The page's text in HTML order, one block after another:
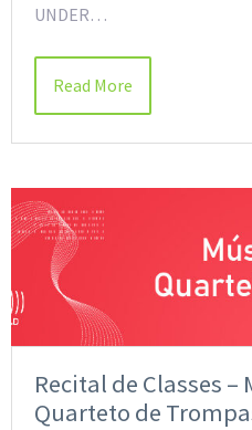
UNDER…
Read More
Recital de Classes –
Quarteto de